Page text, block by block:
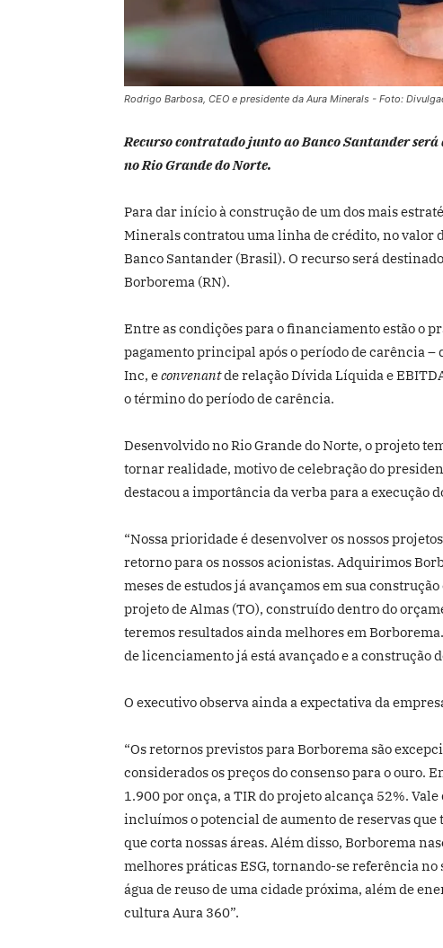
Rodrigo Barbosa, CEO e presidente da Aura Minerals - Foto:
Recurso contratado junto ao Banco Santander
no Rio Grande do Norte.
Para dar início à construção de um dos mais
Minerals contratou uma linha de crédito, no valor
Banco Santander (Brasil). O recurso será
Borborema (RN).
Entre as condições para o financiamento estão o
pagamento principal após o período de carência
Inc, econvenantde relação Dívida Líquida e
o término do período de carência.
Desenvolvido no Rio Grande do Norte, o projeto
tornar realidade, motivo de celebração do
destacou a importância da verba para a execução
“Nossa prioridade é desenvolver os nossos
retorno para os nossos acionistas. Adquirimos
meses de estudos já avançamos em sua
projeto de Almas (TO), construído dentro do
teremos resultados ainda melhores em
de licenciamento já está avançado e a construção
O executivo observa ainda a expectativa da
“Os retornos previstos para Borborema são
considerados os preços do consenso para o ouro.
1.900 por onça, a TIR do projeto alcança 52%.
incluímos o potencial de aumento de reservas
que corta nossas áreas. Além disso, Borborema
melhores práticas ESG, tornando-se referência
água de reuso de uma cidade próxima, além de
cultura Aura 360”.